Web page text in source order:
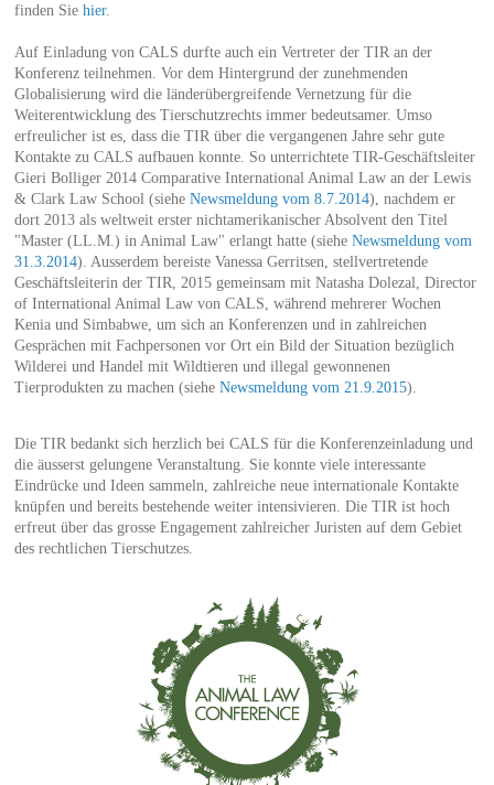
finden Sie hier.
Auf Einladung von CALS durfte auch ein Vertreter der TIR an der
Konferenz teilnehmen. Vor dem Hintergrund der zunehmenden
Globalisierung wird die länderübergreifende Vernetzung für die
Weiterentwicklung des Tierschutzrechts immer bedeutsamer. Umso
erfreulicher ist es, dass die TIR über die vergangenen Jahre sehr gute
Kontakte zu CALS aufbauen konnte. So unterrichtete TIR-Geschäftsleiter
Gieri Bolliger 2014 Comparative International Animal Law an der Lewis
& Clark Law School (siehe Newsmeldung vom 8.7.2014), nachdem er
dort 2013 als weltweit erster nichtamerikanischer Absolvent den Titel
"Master (LL.M.) in Animal Law" erlangt hatte (siehe Newsmeldung vom
31.3.2014). Ausserdem bereiste Vanessa Gerritsen, stellvertretende
Geschäftsleiterin der TIR, 2015 gemeinsam mit Natasha Dolezal, Director
of International Animal Law von CALS, während mehrerer Wochen
Kenia und Simbabwe, um sich an Konferenzen und in zahlreichen
Gesprächen mit Fachpersonen vor Ort ein Bild der Situation bezüglich
Wilderei und Handel mit Wildtieren und illegal gewonnenen
Tierprodukten zu machen (siehe Newsmeldung vom 21.9.2015).
Die TIR bedankt sich herzlich bei CALS für die Konferenzeinladung und
die äusserst gelungene Veranstaltung. Sie konnte viele interessante
Eindrücke und Ideen sammeln, zahlreiche neue internationale Kontakte
knüpfen und bereits bestehende weiter intensivieren. Die TIR ist hoch
erfreut über das grosse Engagement zahlreicher Juristen auf dem Gebiet
des rechtlichen Tierschutzes.